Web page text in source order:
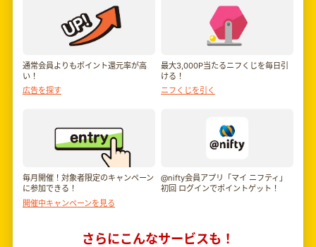
通常会員よりもポイント還元率が高
い！
広告を探す
最大3,000P当たるニフくじを毎日引
ける！
ニフくじを引く
毎月開催！対象者限定のキャンペーン
に参加できる！
開催中キャンペーンを見る
@nifty会員アプリ「マイ ニフティ」
初回 ログインでポイントゲット！
さらにこんなサービスも！